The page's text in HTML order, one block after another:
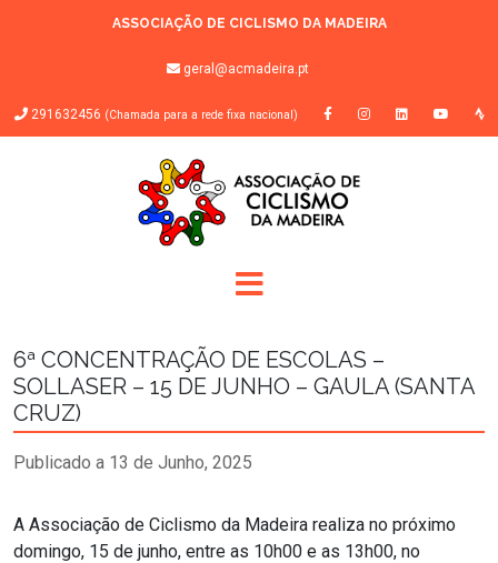
ASSOCIAÇÃO DE CICLISMO DA MADEIRA
geral@acmadeira.pt
291632456 (Chamada para a rede fixa nacional)
6ª CONCENTRAÇÃO DE ESCOLAS –
SOLLASER – 15 DE JUNHO – GAULA (SANTA
CRUZ)
Publicado a 13 de Junho, 2025
A Associação de Ciclismo da Madeira realiza no próximo
domingo, 15 de junho, entre as 10h00 e as 13h00, no